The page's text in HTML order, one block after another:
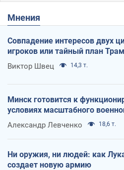
Мнения
Совпадение интересов двух
игроков или тайный план
Виктор Швец 14,3 т.
Минск готовится к
условиях масштабного
Александр Левченко 18,6 т.
Ни оружия, ни людей: как
создает новую армию